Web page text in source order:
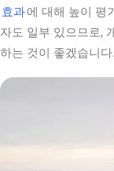
효과에 대해 높이 평
자도 일부 있으므로,
하는 것이 좋겠습니다.